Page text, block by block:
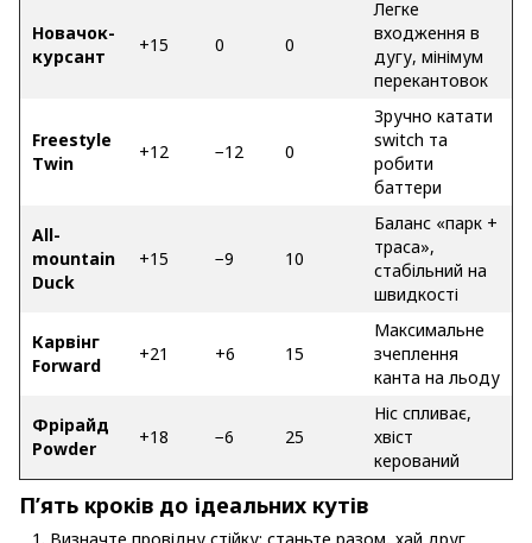
Новачок-
курсант
+15 0 0
Легке
входження в
дугу, мінімум
перекантовок
Freestyle
Twin
+12 −12 0
Зручно катати
switch та
робити
баттери
All-
mountain
Duck
+15 −9 10
Баланс «парк +
траса»,
стабільний на
швидкості
Карвінг
Forward
+21 +6 15
Максимальне
зчеплення
канта на льоду
Фрірайд
Powder
+18 −6 25
Ніс спливає,
хвіст
керований
П’ять кроків до ідеальних кутів